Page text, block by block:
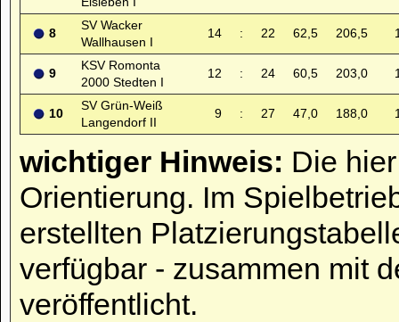
8
SV Wacker
Wallhausen I
14 : 22 62,5 206,5
9
KSV Romonta
2000 Stedten I
12 : 24 60,5 203,0
10
SV Grün-Weiß
Langendorf II
9 : 27 47,0 188,0
wichtiger Hinweis: Die
Orientierung. Im
erstellten
verfügbar - zusammen mit
veröffentlicht.